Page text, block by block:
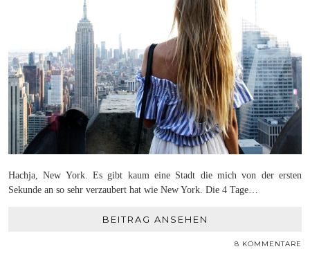
Hachja, New York. Es gibt kaum eine Stadt die mich von der ersten
Sekunde an so sehr verzaubert hat wie New York. Die 4 Tage…
BEITRAG ANSEHEN
8 KOMMENTARE